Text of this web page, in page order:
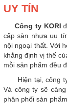
UY TÍN
Công ty KORI
cấp sàn nhựa uu
nội ngoại thất. Với
khẳng định vị thế
mỗi sản phẩm đều
Hiện tại, công ty
Và công ty sẽ
phân phối sản